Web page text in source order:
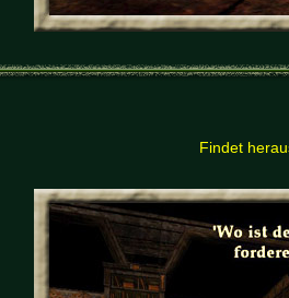
Findet